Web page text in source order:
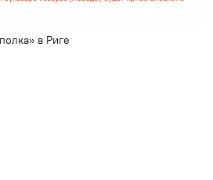
в Риге